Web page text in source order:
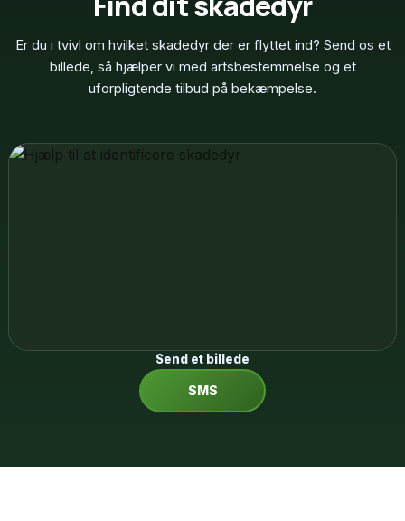
Er du i tvivl om hvilket skadedyr der er flyttet ind? Send os et
billede, så hjælper vi med artsbestemmelse og et
uforpligtende tilbud på bekæmpelse.
Send et billede
SMS